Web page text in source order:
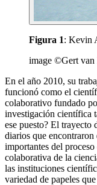
Figura 1: Kevin
image ©Gert
En el año 2010, su
funcionó como el
colaborativo fundado
investigación científica
ese puesto? El
diarios que encontraron
importantes del
colaborativa de la
las instituciones
variedad de papeles